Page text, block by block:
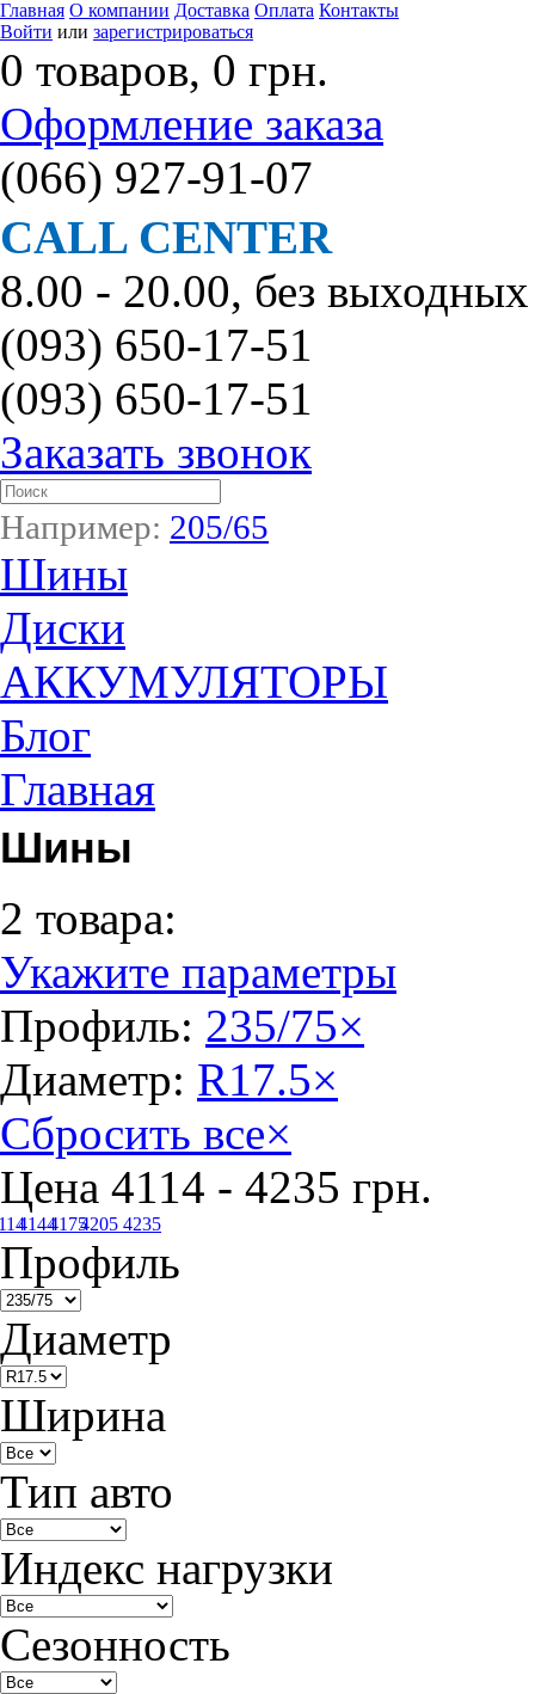
Главная О компании Доставка Оплата Контакты
Войти или зарегистрироваться
0 товаров, 0 грн.
Оформление заказа
(066) 927-91-07
CALL CENTER
8.00 - 20.00, без выходных
(093) 650-17-51
(093) 650-17-51
Заказать звонок
Например: 205/65
Шины
Диски
АККУМУЛЯТОРЫ
Блог
Главная
Шины
2 товара:
Укажите параметры
Профиль: 235/75×
Диаметр: R17.5×
Сбросить все×
Цена 4114 - 4235 грн.
414441754205 4235
Профиль
Диаметр
Ширина
Тип авто
Индекс нагрузки
Сезонность